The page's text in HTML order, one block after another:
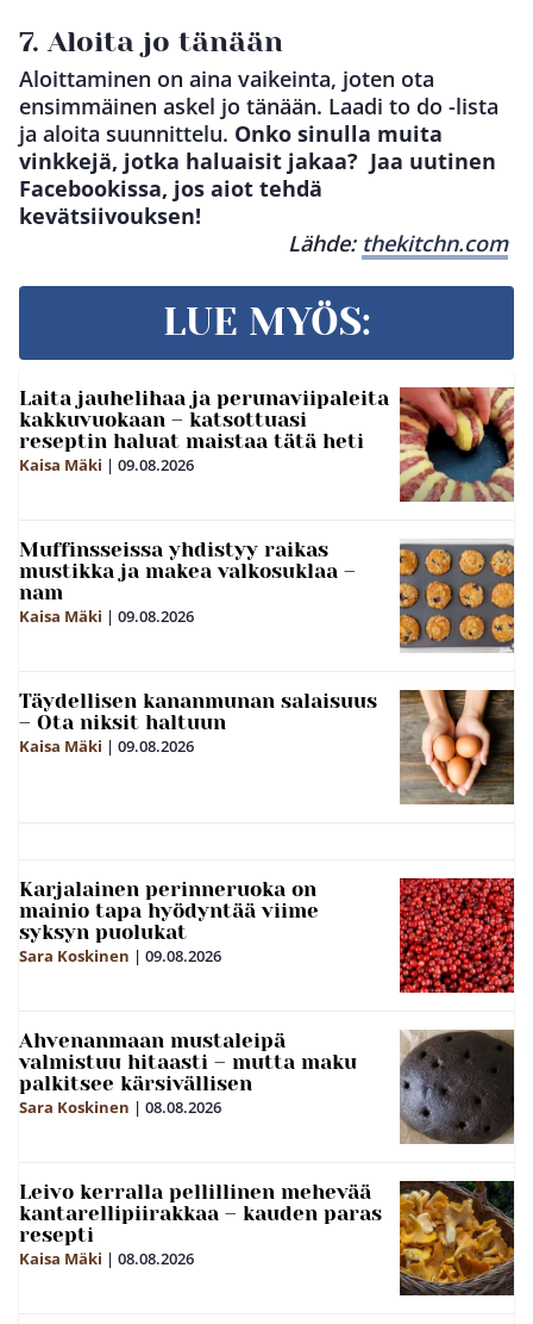
7. Aloita jo tänään
Aloittaminen on aina vaikeinta, joten ota
ensimmäinen askel jo tänään. Laadi to do -lista
ja aloita suunnittelu. Onko sinulla muita
vinkkejä, jotka haluaisit jakaa? Jaa uutinen
Facebookissa, jos aiot tehdä
kevätsiivouksen!
Lähde: thekitchn.com
LUE MYÖS:
Laita jauhelihaa ja perunaviipaleita
kakkuvuokaan – katsottuasi
reseptin haluat maistaa tätä heti
Kaisa Mäki | 09.08.2026
Muffinsseissa yhdistyy raikas
mustikka ja makea valkosuklaa –
nam
Kaisa Mäki | 09.08.2026
Täydellisen kananmunan salaisuus
– Ota niksit haltuun
Kaisa Mäki | 09.08.2026
Karjalainen perinneruoka on
mainio tapa hyödyntää viime
syksyn puolukat
Sara Koskinen | 09.08.2026
Ahvenanmaan mustaleipä
valmistuu hitaasti – mutta maku
palkitsee kärsivällisen
Sara Koskinen | 08.08.2026
Leivo kerralla pellillinen mehevää
kantarellipiirakkaa – kauden paras
resepti
Kaisa Mäki | 08.08.2026